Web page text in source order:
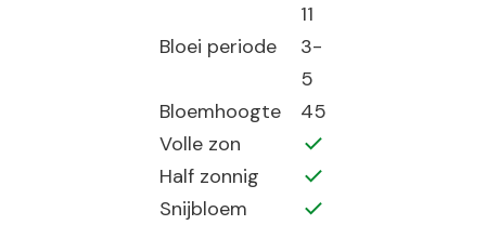
11
Bloei periode
3-
5
Bloemhoogte
45
Volle zon
Half zonnig
Snijbloem